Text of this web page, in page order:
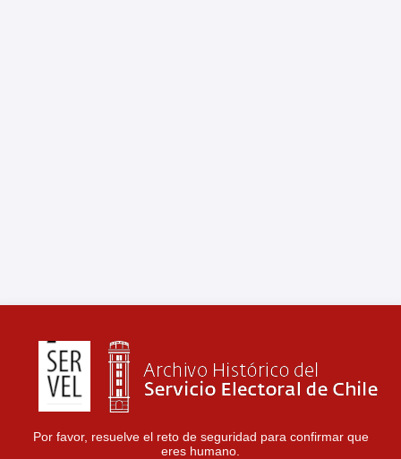
Por favor, resuelve el reto de seguridad para confirmar que
eres humano.